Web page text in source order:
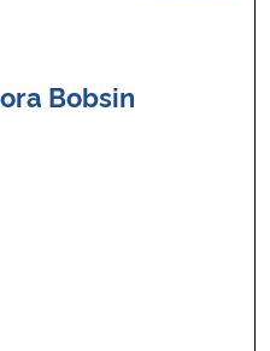
Bobsin